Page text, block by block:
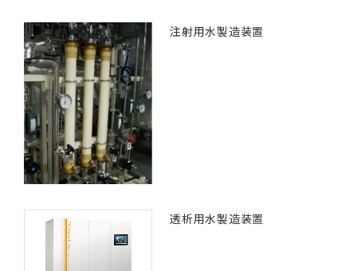
注射用水製造装置
透析用水製造装置